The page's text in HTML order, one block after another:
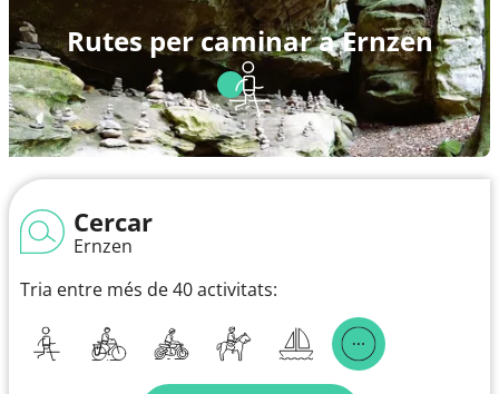
Rutes per caminar a Ernzen
Cercar
Ernzen
Tria entre més de 40 activitats: